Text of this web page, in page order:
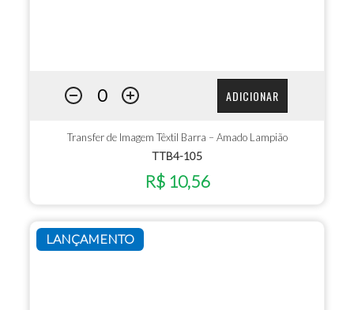
ADICIONAR
Transfer de Imagem Têxtil Barra – Amado Lampião
TTB4-105
R$ 10,56
LANÇAMENTO